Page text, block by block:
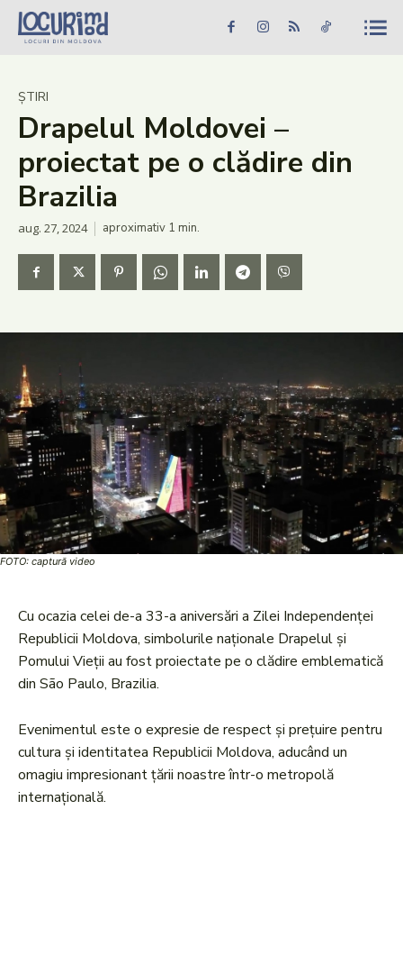
Caută în site... Căutare
Știri
Evenimente
Dezvoltare rurală
Vinării
Patrimoniu
Produs Acasă
ȘTIRI
Drapelul Moldovei –
proiectat pe o clădire din
Brazilia
aug. 27, 2024 aproximativ 1 min.
FOTO: captură video
Cu ocazia celei de-a 33-a aniversări a Zilei Independenței
Republicii Moldova, simbolurile naționale Drapelul și
Pomului Vieții au fost proiectate pe o clădire emblematică
din São Paulo, Brazilia.
Evenimentul este o expresie de respect și prețuire pentru
cultura și identitatea Republicii Moldova, aducând un
omagiu impresionant țării noastre într-o metropolă
internațională.